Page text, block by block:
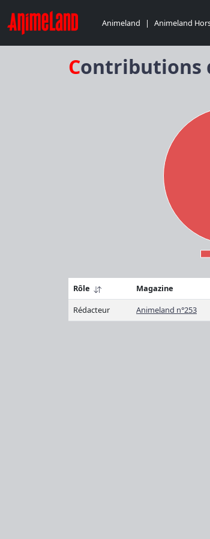
Animeland | Animeland
Contributions
Rôle Magazine
Rédacteur
Animeland n°253